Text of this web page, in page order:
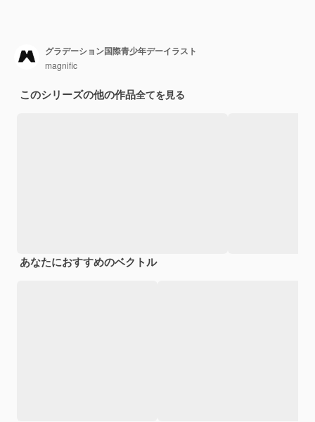
グラデーション国際青少年デーイラスト
magnific
このシリーズの他の作品全てを見る
あなたにおすすめのベクトル